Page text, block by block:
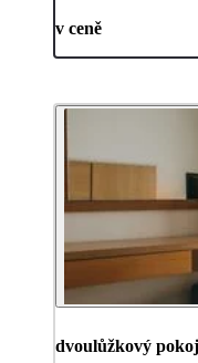
v ceně
dvoulůžkový